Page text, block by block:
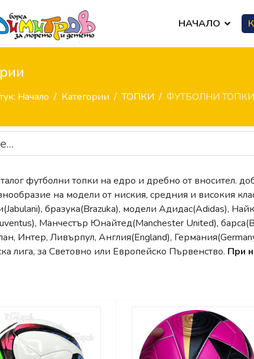
НАЧАЛО
Начало Категории ТОПКИ ФУТБОЛНИ ТОПКИ
футболни топки на едро и дребно от вносител.
на модели от ниския, средния и високия
бразука(Brazuka), модели Адидас(Adidas),
Манчестър Юнайтед(Manchester United),
Интер, Ливърпул, Англия(England),
лига, за Световно или Европейско Първенство. При